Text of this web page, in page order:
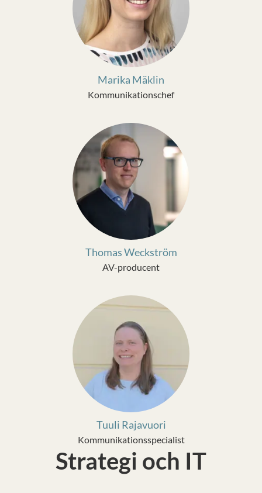
Marika Mäklin
Kommunikationschef
Thomas Weckström
AV-producent
Tuuli Rajavuori
Kommunikationsspecialist
Strategi och IT